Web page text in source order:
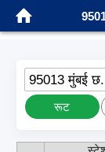
95013 मुंबई छ.
रूट